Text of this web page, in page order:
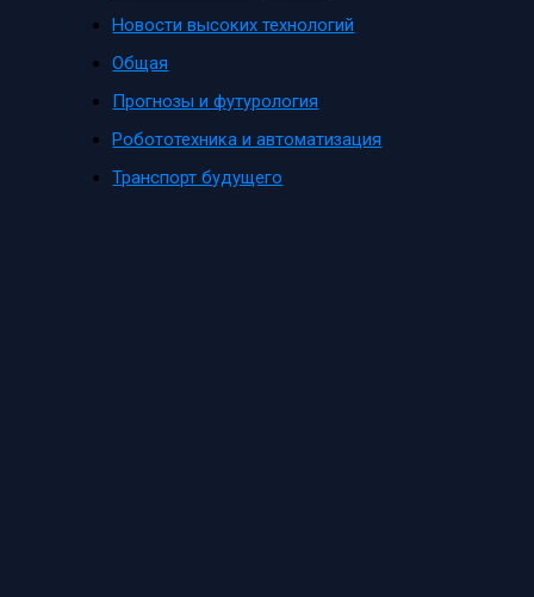
Новости высоких технологий
Общая
Прогнозы и футурология
Робототехника и автоматизация
Транспорт будущего